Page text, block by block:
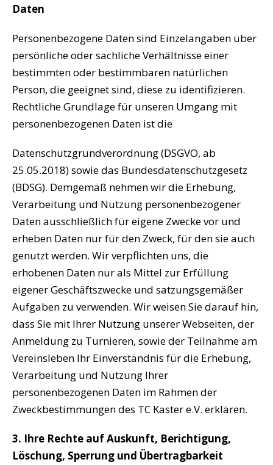
Daten
Personenbezogene Daten sind Einzelangaben über
persönliche oder sachliche Verhältnisse einer
bestimmten oder bestimmbaren natürlichen
Person, die geeignet sind, diese zu identifizieren.
Rechtliche Grundlage für unseren Umgang mit
personenbezogenen Daten ist die
Datenschutzgrundverordnung (DSGVO, ab
25.05.2018) sowie das Bundesdatenschutzgesetz
(BDSG). Demgemäß nehmen wir die Erhebung,
Verarbeitung und Nutzung personenbezogener
Daten ausschließlich für eigene Zwecke vor und
erheben Daten nur für den Zweck, für den sie auch
genutzt werden. Wir verpflichten uns, die
erhobenen Daten nur als Mittel zur Erfüllung
eigener Geschäftszwecke und satzungsgemäßer
Aufgaben zu verwenden. Wir weisen Sie darauf hin,
dass Sie mit Ihrer Nutzung unserer Webseiten, der
Anmeldung zu Turnieren, sowie der Teilnahme am
Vereinsleben Ihr Einverständnis für die Erhebung,
Verarbeitung und Nutzung Ihrer
personenbezogenen Daten im Rahmen der
Zweckbestimmungen des TC Kaster e.V. erklären.
3. Ihre Rechte auf Auskunft, Berichtigung,
Löschung, Sperrung und Übertragbarkeit